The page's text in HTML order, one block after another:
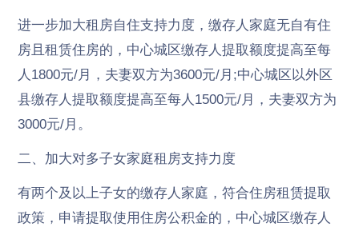
进一步加大租房自住支持力度，缴存人家庭无自有住
房且租赁住房的，中心城区缴存人提取额度提高至每
人1800元/月，夫妻双方为3600元/月;中心城区以外区
县缴存人提取额度提高至每人1500元/月，夫妻双方为
3000元/月。
二、加大对多子女家庭租房支持力度
有两个及以上子女的缴存人家庭，符合住房租赁提取
政策，申请提取使用住房公积金的，中心城区缴存人